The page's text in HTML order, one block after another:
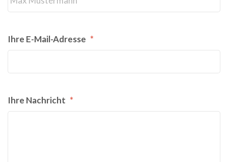
Ihre E-Mail-Adresse *
Ihre Nachricht *